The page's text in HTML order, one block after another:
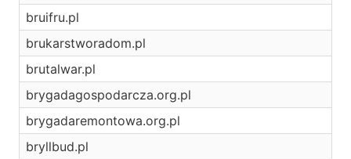
bruifru.pl
brukarstworadom.pl
brutalwar.pl
brygadagospodarcza.org.pl
brygadaremontowa.org.pl
bryllbud.pl